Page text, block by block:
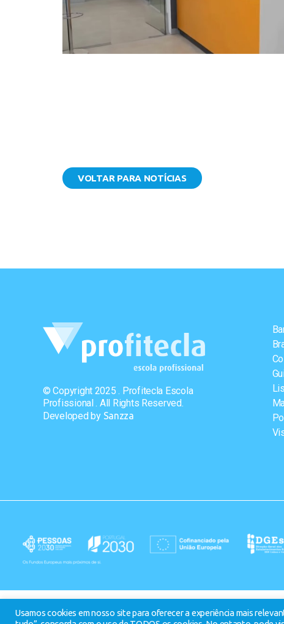
VOLTAR PARA NOTÍCIAS
© Copyright 2025 . Profitecla Escola
Profissional . All Rights Reserved.
Developed by Sanzza
Usamos cookies em nosso site para oferecer a experiência mais